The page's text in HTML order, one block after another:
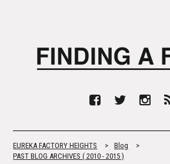
EUREKA FACTORY HEIGHTS > Blog >
PAST BLOG ARCHIVES ( 2010 - 2015 )